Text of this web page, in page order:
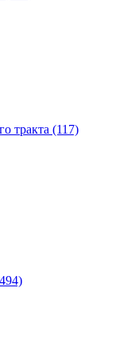
тракта (117)